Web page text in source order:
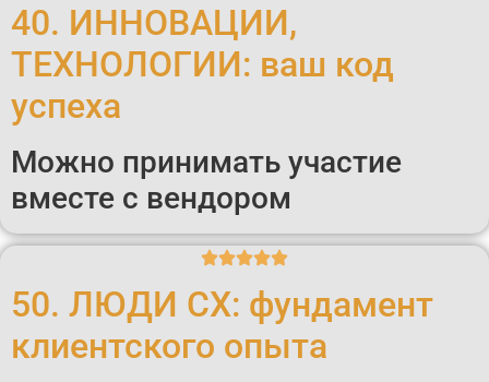
40. ИННОВАЦИИ,
ТЕХНОЛОГИИ: ваш код
успеха
Можно принимать участие
вместе с вендором
50. ЛЮДИ СХ: фундамент
клиентского опыта